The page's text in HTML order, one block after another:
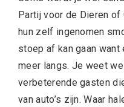
Partij voor de Dieren
hun zelf ingenomen
stoep af kan gaan want
meer langs. Je weet
verbeterende gasten
van auto’s zijn. Waar